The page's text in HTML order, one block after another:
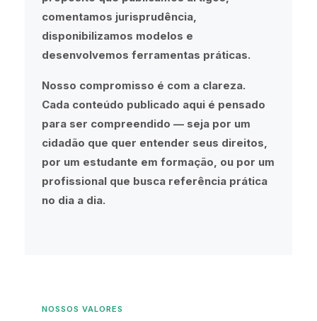
comentamos jurisprudência,
disponibilizamos modelos e
desenvolvemos ferramentas práticas.
Nosso compromisso é com a clareza.
Cada conteúdo publicado aqui é pensado
para ser compreendido — seja por um
cidadão que quer entender seus direitos,
por um estudante em formação, ou por um
profissional que busca referência prática
no dia a dia.
NOSSOS VALORES